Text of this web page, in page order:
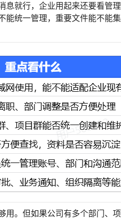
息就行，企业用起来还要看管
统一管理，重要文件能不能集
用。但如果公司有多个部门、